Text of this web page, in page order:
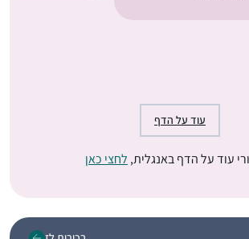
עוד על הדף
עוד על הדף באנגלית, לחצי כאן